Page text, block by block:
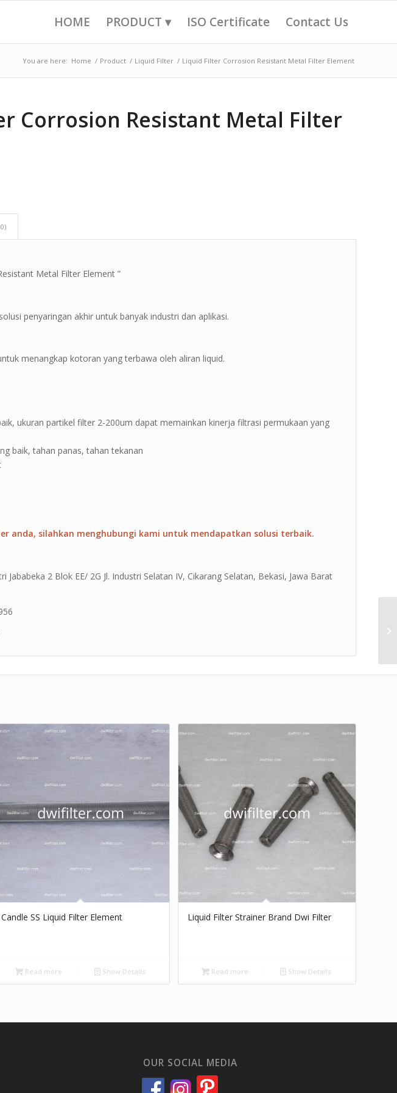
HOME PRODUCT ▾ ISO Certificate Contact Us
You are here: Home / Product / Liquid Filter / Liquid Filter Corrosion Resistant Metal Filter Element
Corrosion Resistant Metal Filter
Metal Filter Element ”
penyaringan akhir untuk banyak industri dan aplikasi.
menangkap kotoran yang terbawa oleh aliran liquid.
ukuran partikel filter 2-200um dapat memainkan kinerja filtrasi permukaan yang
baik, tahan panas, tahan tekanan
anda, silahkan menghubungi kami untuk mendapatkan solusi terbaik.
Jababeka 2 Blok EE/ 2G Jl. Industri Selatan IV, Cikarang Selatan, Bekasi, Jawa Barat
Candle SS Liquid Filter Element
Read more Show Details
Liquid Filter Strainer Brand Dwi Filter
Read more Show Details
OUR SOCIAL MEDIA